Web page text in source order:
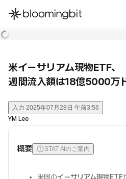
한국어
米イーサリアム現物ETF、
週間流入額は18億5000万
入力 2025年07月28日 午前3:56
YM Lee
概要 STAT AIのご案内
米国のイーサリアム現物ETF